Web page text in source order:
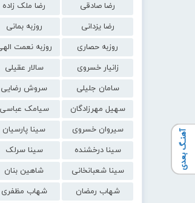
رضا صادقی
رضا ملک زاده
رضا یزدانی
روزبه بمانی
روزبه حصاری
روزبه نعمت
زانیار خسروی
سالار عقیلی
سامان جلیلی
سروش رضایی
سهیل مهرزادگان
سیامک عباسی
سیروان خسروی
سینا پارسیان
سینا درخشنده
سینا سرلک
سینا شعبانخانی
شاهین بنان
شهاب رمضان
شهاب مظفری
آهنـگ بعدی